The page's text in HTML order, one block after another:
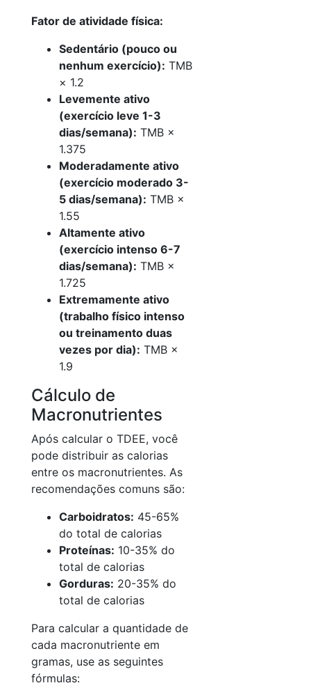
Fator de atividade física:
Sedentário (pouco ou
nenhum exercício): TMB
× 1.2
Levemente ativo
(exercício leve 1-3
dias/semana): TMB ×
1.375
Moderadamente ativo
(exercício moderado 3-
5 dias/semana): TMB ×
1.55
Altamente ativo
(exercício intenso 6-7
dias/semana): TMB ×
1.725
Extremamente ativo
(trabalho físico intenso
ou treinamento duas
vezes por dia): TMB ×
1.9
Cálculo de
Macronutrientes
Após calcular o TDEE, você
pode distribuir as calorias
entre os macronutrientes. As
recomendações comuns são:
Carboidratos: 45-65%
do total de calorias
Proteínas: 10-35% do
total de calorias
Gorduras: 20-35% do
total de calorias
Para calcular a quantidade de
cada macronutriente em
gramas, use as seguintes
fórmulas: